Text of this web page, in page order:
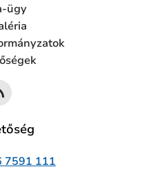
ügy
7591 111